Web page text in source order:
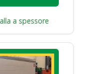
a spessore